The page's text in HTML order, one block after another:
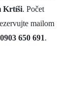
Krtíši. Počet
mailom
0903 650 691.